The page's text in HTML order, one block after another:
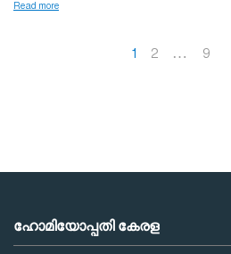
Read more
1 2 … 9
ഹോമിയോപ്പതി കേരള